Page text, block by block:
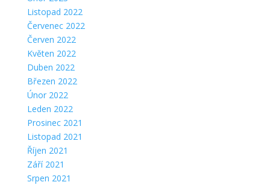
Listopad 2022
Červenec 2022
Červen 2022
Květen 2022
Duben 2022
Březen 2022
Únor 2022
Leden 2022
Prosinec 2021
Listopad 2021
Říjen 2021
Září 2021
Srpen 2021